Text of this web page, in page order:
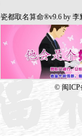
瓷都取名算命®v9.6 by 李
© 闽ICP